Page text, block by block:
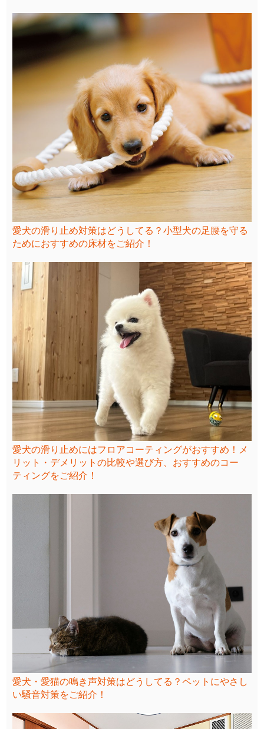
愛犬の滑り止め対策はどうしてる？小型犬の足腰を守る
ためにおすすめの床材をご紹介！
愛犬の滑り止めにはフロアコーティングがおすすめ！メ
リット・デメリットの比較や選び方、おすすめのコー
ティングをご紹介！
愛犬・愛猫の鳴き声対策はどうしてる？ペットにやさし
い騒音対策をご紹介！